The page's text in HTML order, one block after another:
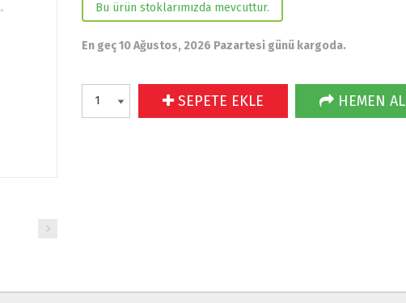
Bu ürün stoklarımızda mevcuttur.
En geç 10 Ağustos, 2026 Pazartesi günü kargoda.
SEPETE EKLE HEMEN AL